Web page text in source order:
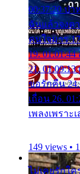
00:37:20 ปา
ฉันแล้วจงตา
คนใจมาร
19.
21. 01:09:13
ขอรักคืน 24.
เถื่อน 26.
เพลงเพราะ
149 views •
ไม่เคยรักใ